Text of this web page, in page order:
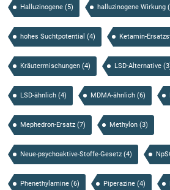
Halluzinogene (5) halluzinogene Wirkung
hohes Suchtpotential (4) Ketamin-
Kräutermischungen (4) LSD-Alternative
LSD-ähnlich (4) MDMA-ähnlich (6)
Mephedron-Ersatz (7) Methylon (3)
Neue-psychoaktive-Stoffe-Gesetz (4)
Phenethylamine (6) Piperazine (4)